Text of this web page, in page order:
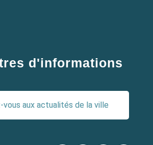
d'informations
vous aux actualités de la ville